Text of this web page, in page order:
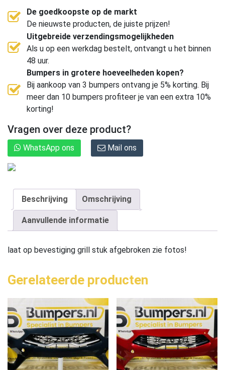
De goedkoopste op de markt
De nieuwste producten, de juiste prijzen!
Uitgebreide verzendingsmogelijkheden
Als u op een werkdag bestelt, ontvangt u het binnen
48 uur.
Bumpers in grotere hoeveelheden kopen?
Bij aankoop van 3 bumpers ontvang je 5% korting. Bij
meer dan 10 bumpers profiteer je van een extra 10%
korting!
Vragen over deze product?
WhatsApp ons Mail ons
Beschrijving Omschrijving
Aanvullende informatie
laat op bevestiging grill stuk afgebroken zie fotos!
Gerelateerde producten